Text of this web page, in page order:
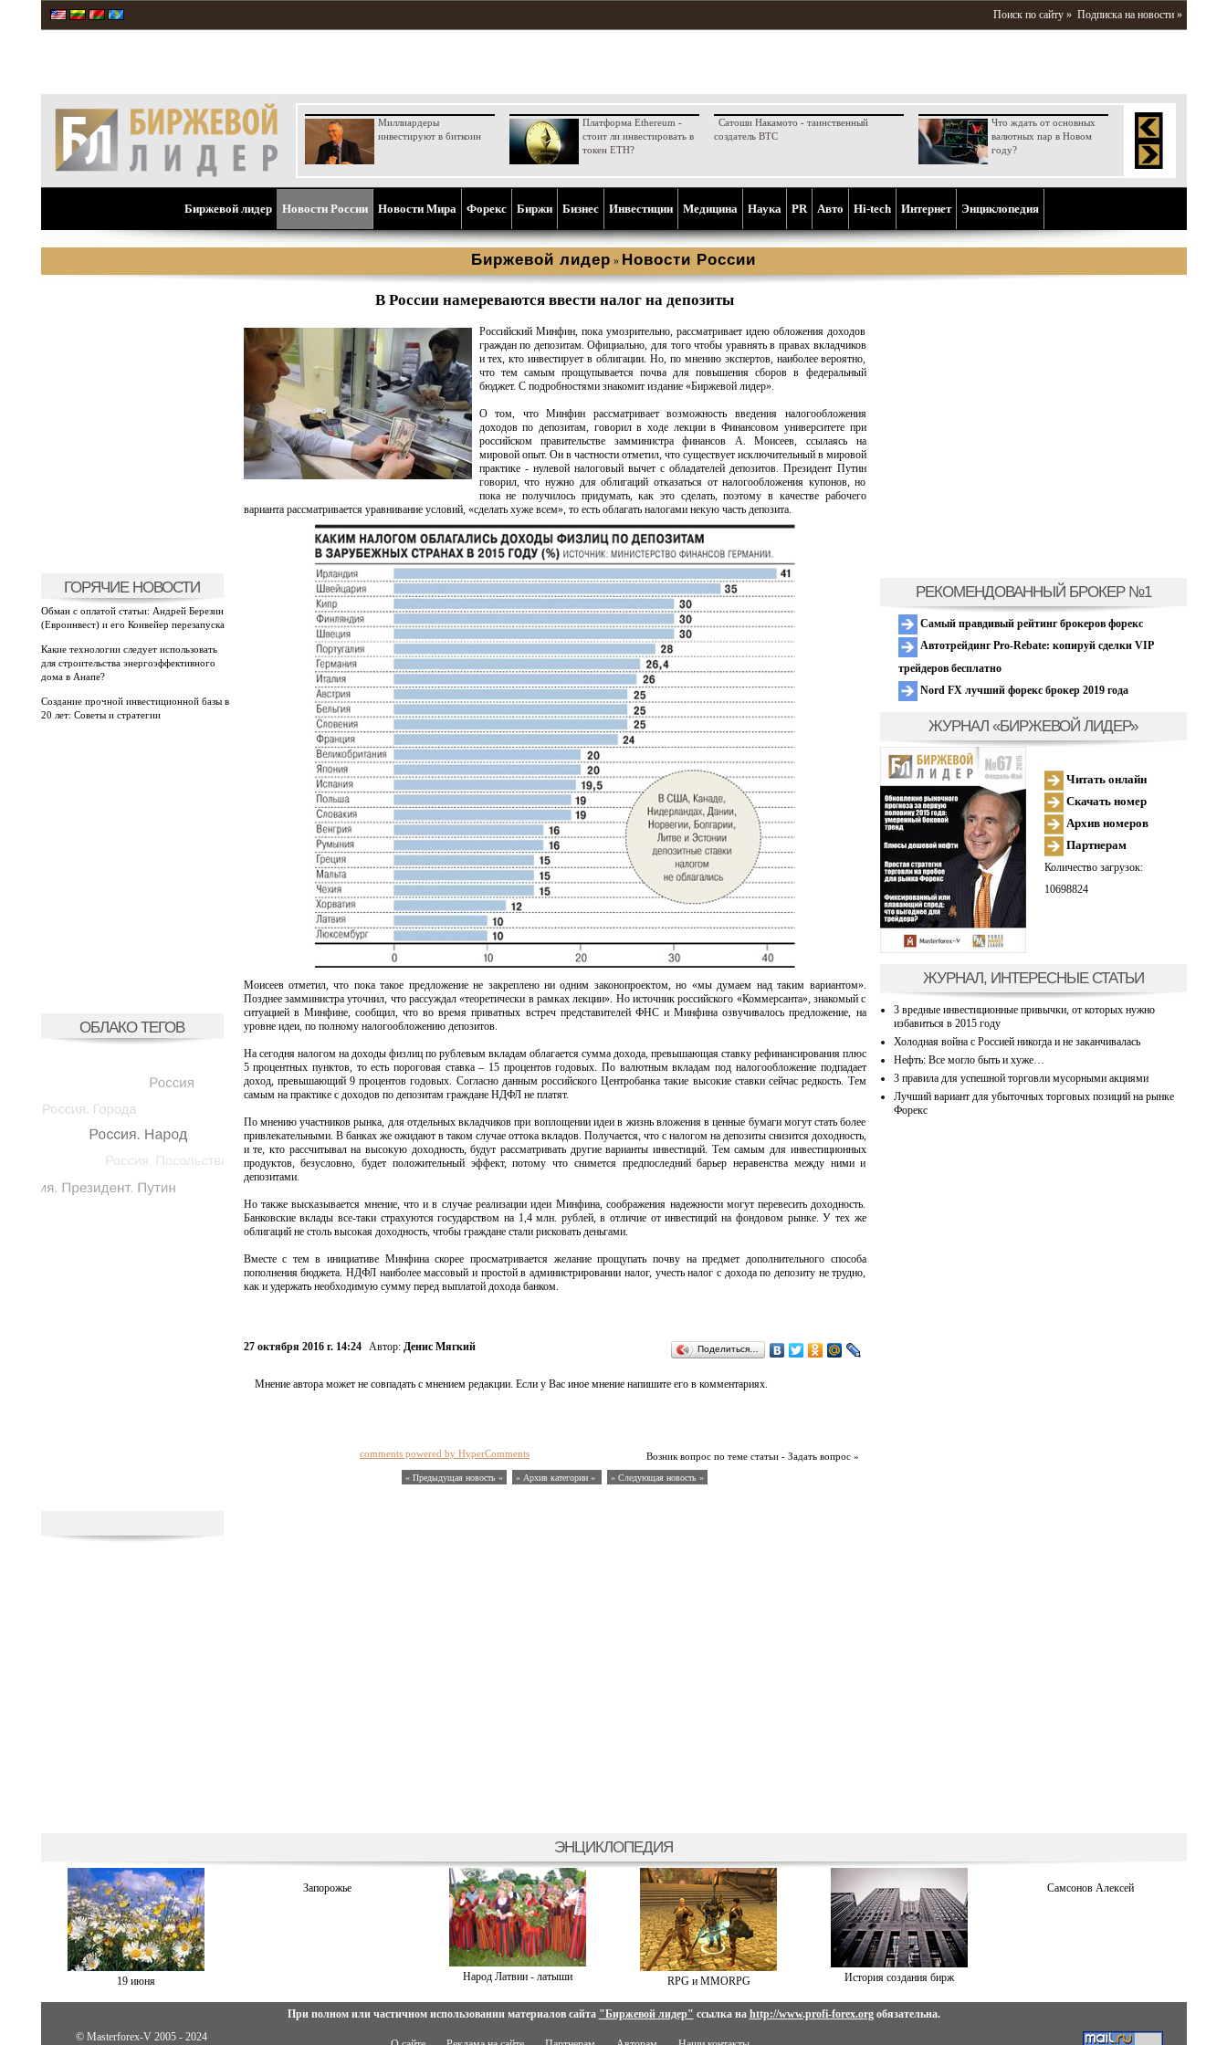
Поиск по сайту » Подписка на новости »
Миллиардеры
инвестируют в биткоин
Платформа Ethereum -
стоит ли инвестировать в
токен ETH?
Сатоши Накамото - таинственный
создатель BTC
Что ждать от основных
валютных пар в Новом
году?
Биржевой лидер Новости России Новости Мира Форекс Биржи Бизнес Инвестиции Медицина Наука PR Aвто Hi-tech Интернет Энциклопедия
Биржевой лидер » Новости России
ГОРЯЧИЕ НОВОСТИ
Обман с оплатой статьи: Андрей Березин
(Евроинвест) и его Конвейер перезапуска
Какие технологии следует использовать
для строительства энергоэффективного
дома в Анапе?
Создание прочной инвестиционной базы в
20 лет: Советы и стратегии
ОБЛАКО ТЕГОВ
В России намереваются ввести налог на депозиты
Российский Минфин, пока умозрительно, рассматривает идею обложения доходов
граждан по депозитам. Официально, для того чтобы уравнять в правах вкладчиков
и тех, кто инвестирует в облигации. Но, по мнению экспертов, наиболее вероятно,
что тем самым прощупывается почва для повышения сборов в федеральный
бюджет. С подробностями знакомит издание «Биржевой лидер».
О том, что Минфин рассматривает возможность введения налогообложения
доходов по депозитам, говорил в ходе лекции в Финансовом университете при
российском правительстве замминистра финансов А. Моисеев, ссылаясь на
мировой опыт. Он в частности отметил, что существует исключительный в мировой
практике - нулевой налоговый вычет с обладателей депозитов. Президент Путин
говорил, что нужно для облигаций отказаться от налогообложения купонов, но
пока не получилось придумать, как это сделать, поэтому в качестве рабочего
варианта рассматривается уравнивание условий, «сделать хуже всем», то есть облагать налогами некую часть депозита.
Моисеев отметил, что пока такое предложение не закреплено ни одним законопроектом, но «мы думаем над таким вариантом».
Позднее замминистра уточнил, что рассуждал «теоретически в рамках лекции». Но источник российского «Коммерсанта», знакомый с
ситуацией в Минфине, сообщил, что во время приватных встреч представителей ФНС и Минфина озвучивалось предложение, на
уровне идеи, по полному налогообложению депозитов.
На сегодня налогом на доходы физлиц по рублевым вкладам облагается сумма дохода, превышающая ставку рефинансирования плюс
5 процентных пунктов, то есть пороговая ставка – 15 процентов годовых. По валютным вкладам под налогообложение подпадает
доход, превышающий 9 процентов годовых. Согласно данным российского Центробанка такие высокие ставки сейчас редкость. Тем
самым на практике с доходов по депозитам граждане НДФЛ не платят.
По мнению участников рынка, для отдельных вкладчиков при воплощении идеи в жизнь вложения в ценные бумаги могут стать более
привлекательными. В банках же ожидают в таком случае оттока вкладов. Получается, что с налогом на депозиты снизится доходность,
и те, кто рассчитывал на высокую доходность, будут рассматривать другие варианты инвестиций. Тем самым для инвестиционных
продуктов, безусловно, будет положительный эффект, потому что снимется предпоследний барьер неравенства между ними и
депозитами.
Но также высказывается мнение, что и в случае реализации идеи Минфина, соображения надежности могут перевесить доходность.
Банковские вклады все-таки страхуются государством на 1,4 млн. рублей, в отличие от инвестиций на фондовом рынке. У тех же
облигаций не столь высокая доходность, чтобы граждане стали рисковать деньгами.
Вместе с тем в инициативе Минфина скорее просматривается желание прощупать почву на предмет дополнительного способа
пополнения бюджета. НДФЛ наиболее массовый и простой в администрировании налог, учесть налог с дохода по депозиту не трудно,
как и удержать необходимую сумму перед выплатой дохода банком.
27 октября 2016 г. 14:24 Автор: Денис Мягкий Поделиться…
Мнение автора может не совпадать с мнением редакции. Если у Вас иное мнение напишите его в комментариях.
Возник вопрос по теме статьи - Задать вопрос »
comments powered by HyperComments
« Предыдущая новость « » Архив категории « » Следующая новость »
РЕКОМЕНДОВАННЫЙ БРОКЕР №1
Самый правдивый рейтинг брокеров форекс
Автотрейдинг Pro-Rebate: копируй сделки VIP
трейдеров бесплатно
Nord FX лучший форекс брокер 2019 года
ЖУРНАЛ «БИРЖЕВОЙ ЛИДЕР»
Читать онлайн
Скачать номер
Архив номеров
Партнерам
Количество загрузок:
10698824
ЖУРНАЛ, ИНТЕРЕСНЫЕ СТАТЬИ
3 вредные инвестиционные привычки, от которых нужно
избавиться в 2015 году
Холодная война с Россией никогда и не заканчивалась
Нефть: Все могло быть и хуже…
3 правила для успешной торговли мусорными акциями
Лучший вариант для убыточных торговых позиций на рынке
Форекс
ЭНЦИКЛОПЕДИЯ
19 июня
Запорожье
Народ Латвии - латыши RPG и MMORPG История создания бирж
Самсонов Алексей
При полном или частичном использовании материалов сайта "Биржевой лидер" ссылка на http://www.profi-forex.orgобязательна.
© Masterforex-V 2005 - 2024